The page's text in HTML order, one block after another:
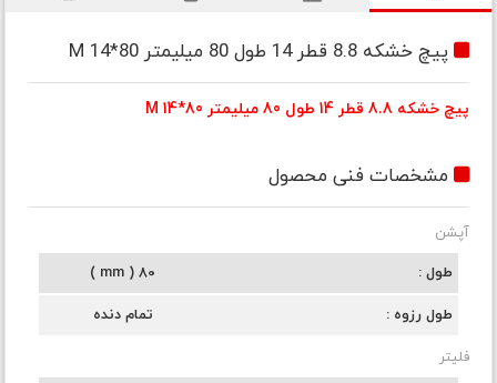
پیچ خشکه 8.8 قطر 14 طول 80 میلیمتر M 14*80
پیچ خشکه 8.8 قطر 14 طول 80 میلیمتر M 14*80
مشخصات فنی محصول
آپشن
طول
80 ( mm )
طول رزوه تمام دنده
فلیتر